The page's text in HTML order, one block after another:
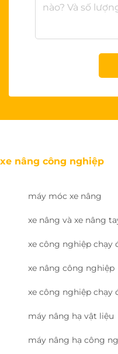
xe nâng công nghiệp
máy móc xe nâng
xe nâng và xe nâng
xe công nghiệp chạy
xe nâng công nghiệp
xe công nghiệp chạy
máy nâng hạ vật liệu
máy nâng hạ công